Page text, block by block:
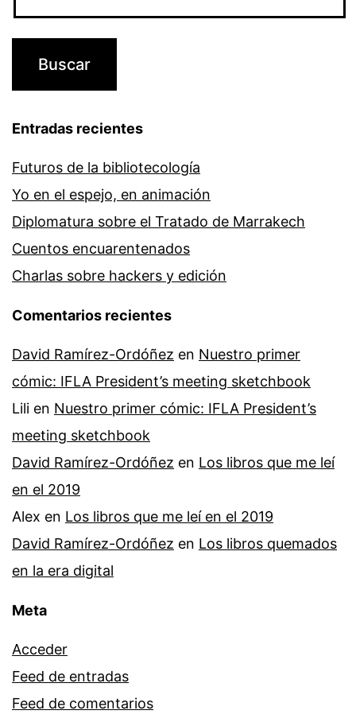
Entradas recientes
Futuros de la bibliotecología
Yo en el espejo, en animación
Diplomatura sobre el Tratado de Marrakech
Cuentos encuarentenados
Charlas sobre hackers y edición
Comentarios recientes
David Ramírez-Ordóñez en Nuestro primer
cómic: IFLA President’s meeting sketchbook
Lili en Nuestro primer cómic: IFLA President’s
meeting sketchbook
David Ramírez-Ordóñez en Los libros que me leí
en el 2019
Alex en Los libros que me leí en el 2019
David Ramírez-Ordóñez en Los libros quemados
en la era digital
Meta
Acceder
Feed de entradas
Feed de comentarios